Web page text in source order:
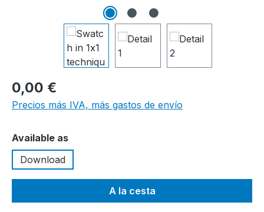
0,00 €
Precios más IVA, más gastos de envío
Seleccione
Available as
Download
A la cesta